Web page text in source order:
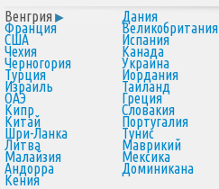
Венгрия Дания
Франция Великобритания
США Испания
Чехия Канада
Черногория Украина
Турция Иордания
Израиль Таиланд
ОАЭ Греция
Кипр Словакия
Китай Португалия
Шри-Ланка Тунис
Литва Маврикий
Малайзия Мексика
Андорра Доминикана
Кения